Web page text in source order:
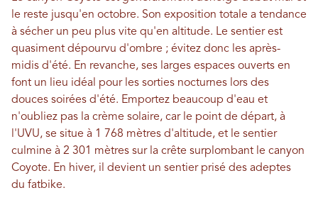
le reste jusqu'en octobre. Son exposition totale a tendance
à sécher un peu plus vite qu'en altitude. Le sentier est
quasiment dépourvu d'ombre ; évitez donc les après-
midis d'été. En revanche, ses larges espaces ouverts en
font un lieu idéal pour les sorties nocturnes lors des
douces soirées d'été. Emportez beaucoup d'eau et
n'oubliez pas la crème solaire, car le point de départ, à
l'UVU, se situe à 1 768 mètres d'altitude, et le sentier
culmine à 2 301 mètres sur la crête surplombant le canyon
Coyote. En hiver, il devient un sentier prisé des adeptes
du fatbike.